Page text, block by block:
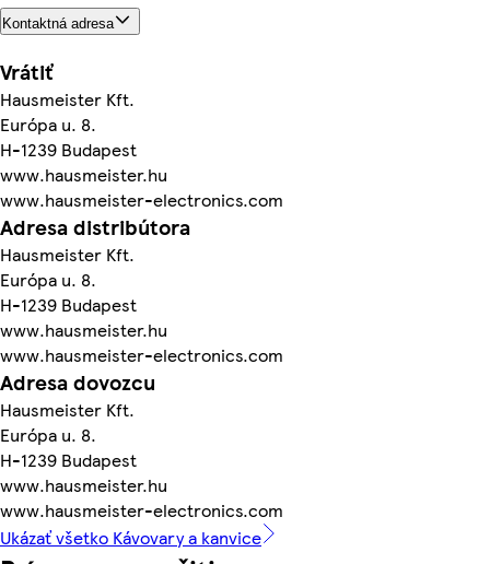
Kontaktná adresa
Vrátiť
Hausmeister Kft.
Európa u. 8.
H-1239 Budapest
www.hausmeister.hu
www.hausmeister-electronics.com
Adresa distribútora
Hausmeister Kft.
Európa u. 8.
H-1239 Budapest
www.hausmeister.hu
www.hausmeister-electronics.com
Adresa dovozcu
Hausmeister Kft.
Európa u. 8.
H-1239 Budapest
www.hausmeister.hu
www.hausmeister-electronics.com
Ukázať všetko Kávovary a kanvice